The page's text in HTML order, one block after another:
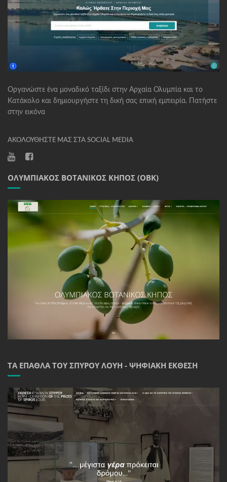
Οργανώστε ένα μοναδικό ταξίδι στην Αρχαία Ολυμπία και το
Κατάκολο και δημιουργήστε τη δική σας επική εμπειρία. Πατήστε
στην εικόνα
ΑΚΟΛΟΥΘΉΣΤΕ ΜΑΣ ΣΤΑ SOCIAL MEDIA
ΟΛΥΜΠΙΑΚΌΣ ΒΟΤΑΝΙΚΌΣ ΚΉΠΟΣ (ΟΒΚ)
ΤΑ ΈΠΑΘΛΑ ΤΟΥ ΣΠΎΡΟΥ ΛΟΎΗ - ΨΗΦΙΑΚΉ ΈΚΘΕΣΗ